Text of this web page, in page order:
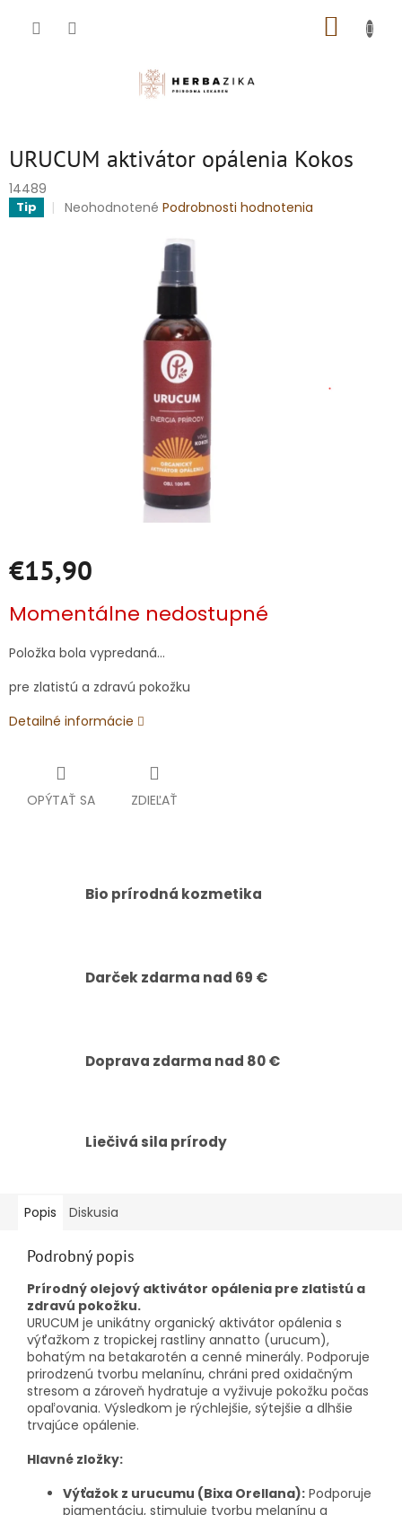
URUCUM aktivátor opálenia Kokos
14489
Tip
Priemerné
Neohodnotené Podrobnosti hodnotenia
€15,90
cena:
Momentálne nedostupné
Položka bola vypredaná…
pre zlatistú a zdravú pokožku
Detailné informácie
OPÝTAŤ SA ZDIEĽAŤ
Bio prírodná kozmetika
Darček zdarma nad 69 €
Doprava zdarma nad 80 €
Liečivá sila prírody
Popis Diskusia
Podrobný popis
Prírodný olejový aktivátor opálenia pre zlatistú a
zdravú pokožku.
URUCUM je unikátny organický aktivátor opálenia s
výťažkom z tropickej rastliny annatto (urucum),
bohatým na betakarotén a cenné minerály. Podporuje
prirodzenú tvorbu melanínu, chráni pred oxidačným
stresom a zároveň hydratuje a vyživuje pokožku počas
opaľovania. Výsledkom je rýchlejšie, sýtejšie a dlhšie
trvajúce opálenie.
Hlavné zložky:
Výťažok z urucumu (Bixa Orellana): Podporuje
pigmentáciu, stimuluje tvorbu melanínu a